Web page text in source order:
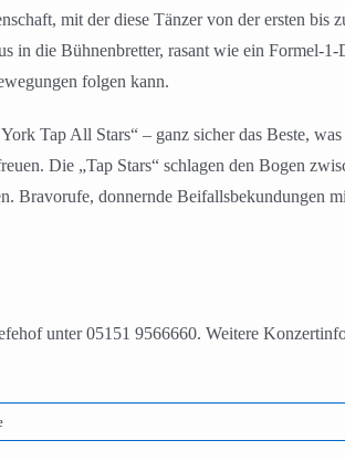
mit der diese Tänzer von der ersten bis
in die Bühnenbretter, rasant wie ein Formel-
folgen kann.
Tap All Stars“ – ganz sicher das Beste, was
Die „Tap Stars“ schlagen den Bogen
Bravorufe, donnernde Beifallsbekundungen
unter 05151 9566660. Weitere